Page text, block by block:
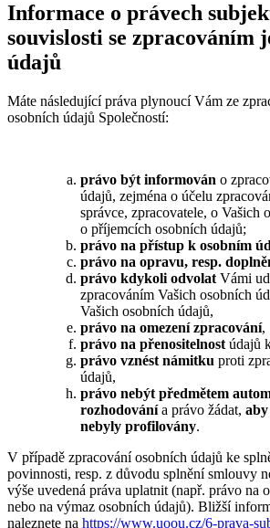
Informace o právech
souvislosti se zpracováním
údajů
Máte následující práva plynoucí Vám ze
osobních údajů Společností:
právo být informován o
údajů, zejména o účelu
správce, zpracovatele, o Vašich
o příjemcích osobních údajů;
právo na přístup k osobním
právo na opravu, resp.
právo kdykoli odvolat Vámi
zpracováním Vašich osobních
Vašich osobních údajů,
právo na omezení zpracování,
právo na přenositelnost údajů
právo vznést námitku proti
údajů,
právo nebýt předmětem
rozhodovánía právo žádat, aby
nebyly profilovány.
V případě zpracování osobních údajů ke
povinnosti, resp. z důvodu splnění smlouvy
výše uvedená práva uplatnit (např. právo na
nebo na výmaz osobních údajů). Bližší
naleznete na https://www.uoou.cz/6-prava-